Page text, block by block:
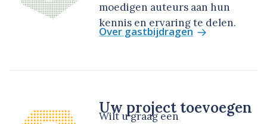
moedigen auteurs aan hun
kennis en ervaring te delen.
Over gastbijdragen
Uw project toevoegen
Wilt u graag een